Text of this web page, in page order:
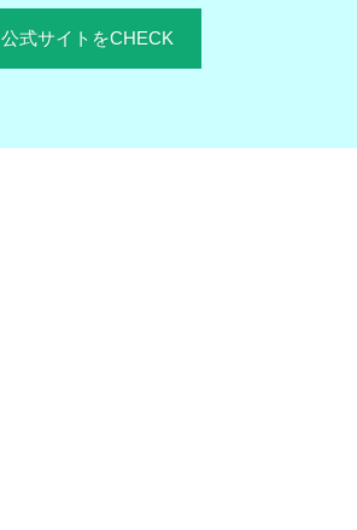
公式サイトをCHECK